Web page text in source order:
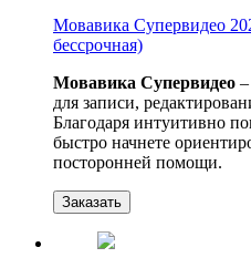
Мовавика Супервидео
бессрочная)
Мовавика Супервидео
для записи,
Благодаря интуитивно
быстро начнете
посторонней помощи.
Заказать